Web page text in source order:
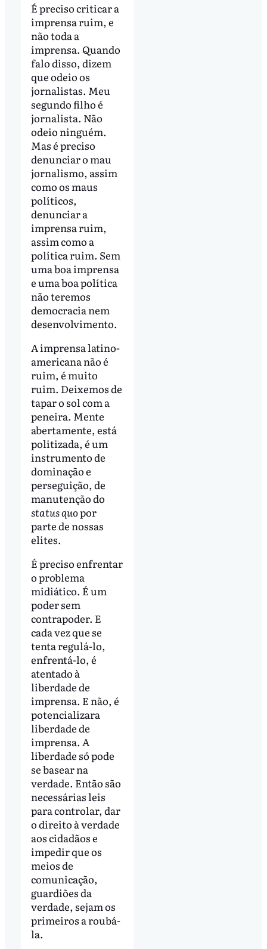
É preciso criticar a
imprensa ruim, e
não toda a
imprensa. Quando
falo disso, dizem
que odeio os
jornalistas. Meu
segundo filho é
jornalista. Não
odeio ninguém.
Mas é preciso
denunciar o mau
jornalismo, assim
como os maus
políticos,
denunciar a
imprensa ruim,
assim como a
política ruim. Sem
uma boa imprensa
e uma boa política
não teremos
democracia nem
desenvolvimento.
A imprensa latino-
americana não é
ruim, é muito
ruim. Deixemos de
tapar o sol com a
peneira. Mente
abertamente, está
politizada, é um
instrumento de
dominação e
perseguição, de
manutenção do
status quopor
parte de nossas
elites.
É preciso enfrentar
o problema
midiático. É um
poder sem
contrapoder. E
cada vez que se
tenta regulá-lo,
enfrentá-lo, é
atentado à
liberdade de
imprensa. E não, é
potencializara
liberdade de
imprensa. A
liberdade só pode
se basear na
verdade. Então são
necessárias leis
para controlar, dar
o direito à verdade
aos cidadãos e
impedir que os
meios de
comunicação,
guardiões da
verdade, sejam os
primeiros a roubá-
la.